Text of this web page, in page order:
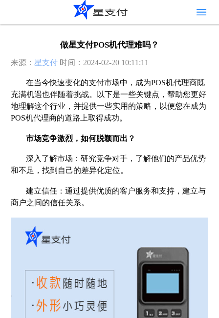
做星支付POS机代理难吗？
来源：星支付 时间：2024-02-20 10:11:11
在当今快速变化的支付市场中，成为POS机代理商既
充满机遇也伴随着挑战。以下是一些关键点，帮助您更好
地理解这个行业，并提供一些实用的策略，以便您在成为
POS机代理商的道路上取得成功。
市场竞争激烈，如何脱颖而出？
深入了解市场：研究竞争对手，了解他们的产品优势
和不足，找到自己的差异化定位。
建立信任：通过提供优质的客户服务和支持，建立与
商户之间的信任关系。